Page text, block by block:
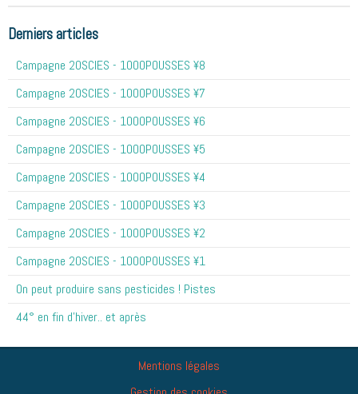
Derniers articles
Campagne 20SCIES - 1OOOPOUSSES ¥8
Campagne 20SCIES - 1OOOPOUSSES ¥7
Campagne 20SCIES - 1OOOPOUSSES ¥6
Campagne 20SCIES - 1OOOPOUSSES ¥5
Campagne 20SCIES - 1OOOPOUSSES ¥4
Campagne 20SCIES - 1OOOPOUSSES ¥3
Campagne 20SCIES - 1OOOPOUSSES ¥2
Campagne 20SCIES - 1OOOPOUSSES ¥1
On peut produire sans pesticides ! Pistes
44° en fin d'hiver.. et après
Mentions légales